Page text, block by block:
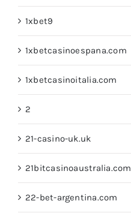
1xbet9
1xbetcasinoespana.com
1xbetcasinoitalia.com
2
21-casino-uk.uk
21bitcasinoaustralia.com
22-bet-argentina.com